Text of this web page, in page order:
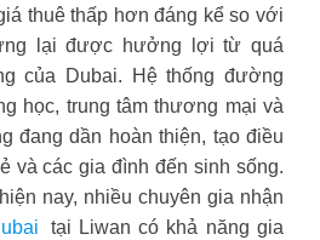
thuê thấp hơn đáng kể so với
lại được hưởng lợi từ quá
của Dubai. Hệ thống đường
học, trung tâm thương mại và
đang dần hoàn thiện, tạo điều
và các gia đình đến sinh sống.
nay, nhiều chuyên gia nhận
tại Liwan có khả năng gia